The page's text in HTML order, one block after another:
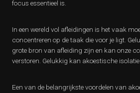
focus essentieel is.
In een wereld vol afleidingen is het vaak
concentreren op de taak die voor je ligt.
grote bron van afleiding zijn en kan onze
verstoren. Gelukkig kan akoestische isolatie
Een van de belangrijkste voordelen van